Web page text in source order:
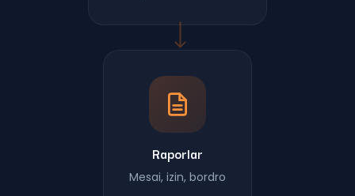
Raporlar
Mesai, izin, bordro